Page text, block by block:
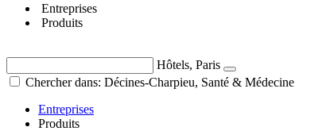
Entreprises
Produits
Hôtels, Paris
Chercher dans: Décines-Charpieu, Santé & Médecine
Entreprises
Produits